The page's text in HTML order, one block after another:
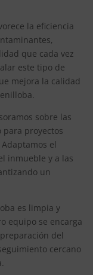
la eficiencia
que cada vez
este tipo de
mejora la calidad
sobre las
proyectos
el
inmueble y a las
un
es limpia y
equipo se encarga
del
cercano